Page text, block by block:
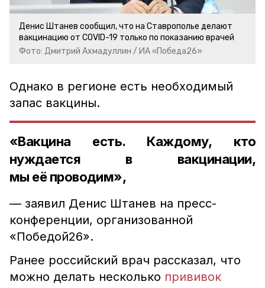
Денис Штанев сообщил, что на Ставрополье делают
вакцинацию от COVID-19 только по показанию врачей
Фото: Дмитрий Ахмадуллин / ИА «Победа26»
Однако в регионе есть необходимый
запас вакцины.
«Вакцина есть. Каждому, кто
нуждается в вакцинации,
мы её проводим»,
— заявил Денис Штанев на пресс-
конференции, организованной
«Победой26».
Ранее российский врач рассказал, что
можно делать несколько прививок